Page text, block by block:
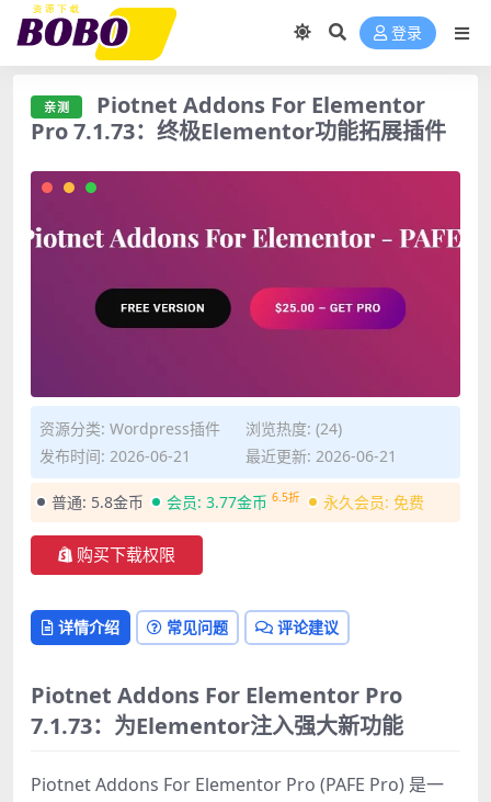
登录
亲测
Piotnet Addons For Elementor
Pro 7.1.73：终极Elementor功能拓展插件
亲测 Piotnet Addons For Elementor Pro 7.1.73：终极
Elementor功能拓展插件">
资源分类: Wordpress插件
浏览热度: (24)
发布时间: 2026-06-21
最近更新: 2026-06-21
普通: 5.8金币 会员: 3.77金币 6.5折 永久会员: 免费
购买下载权限
详情介绍 常见问题 评论建议
Piotnet Addons For Elementor Pro
7.1.73：为Elementor注入强大新功能
Piotnet Addons For Elementor Pro (PAFE Pro) 是一